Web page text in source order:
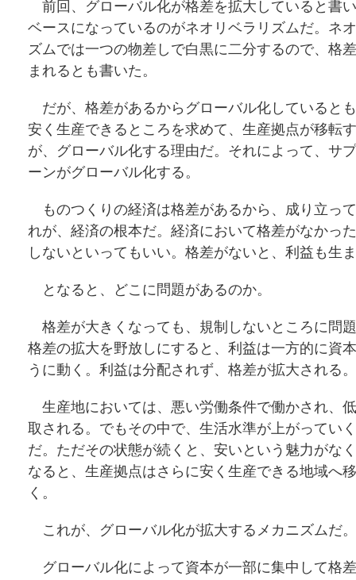
前回、グローバル化が格差を拡大していると書
ベースになっているのがネオリベラリズムだ。ネ
ズムでは一つの物差しで白黒に二分するので、格
まれるとも書いた。
だが、格差があるからグローバル化していると
安く生産できるところを求めて、生産拠点が移転
が、グローバル化する理由だ。それによって、サ
ーンがグローバル化する。
ものつくりの経済は格差があるから、成り立っ
れが、経済の根本だ。経済において格差がなかっ
しないといってもいい。格差がないと、利益も生
となると、どこに問題があるのか。
格差が大きくなっても、規制しないところに問
格差の拡大を野放しにすると、利益は一方的に資
うに動く。利益は分配されず、格差が拡大される。
生産地においては、悪い労働条件で働かされ、
取される。でもその中で、生活水準が上がってい
だ。ただその状態が続くと、安いという魅力がな
なると、生産拠点はさらに安く生産できる地域へ
く。
これが、グローバル化が拡大するメカニズムだ。
グローバル化によって資本が一部に集中して格